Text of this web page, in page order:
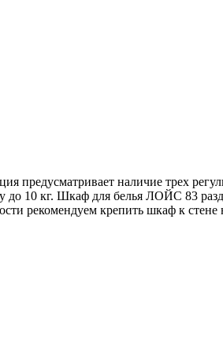
предусматривает наличие трех
10 кг. Шкаф для белья ЛОЙС 83
рекомендуем крепить шкаф к стене